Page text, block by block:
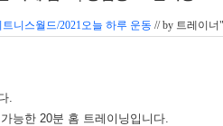
트니스월드/2021오늘 하루 운동 // by 트레이너
.
능한 20분 홈 트레이닝입니다.